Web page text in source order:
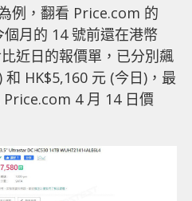
例，翻看 Price.com 的
個月的 14 號前還在港幣
近日的報價單，已分別飆
HK$5,160 元 (今日)，最
4 月 14 日價